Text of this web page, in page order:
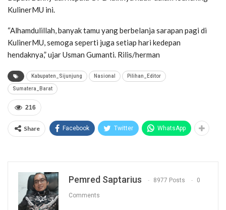
KulinerMU ini.
“Alhamdulillah, banyak tamu yang berbelanja sarapan pagi di
KulinerMU, semoga seperti juga setiap hari kedepan
hendaknya,” ujar Usman Gumanti. Rilis/herman
Kabupaten_Sijunjung Nasional Pilihan_Editor
Sumatera_Barat
216
Share Facebook Twitter WhatsApp
Pemred Saptarius 8977 Posts 0
Comments